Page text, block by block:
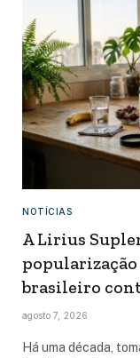
NOTÍCIAS
A Lirius
brasileiro
agosto 7, 2026
Há uma década,